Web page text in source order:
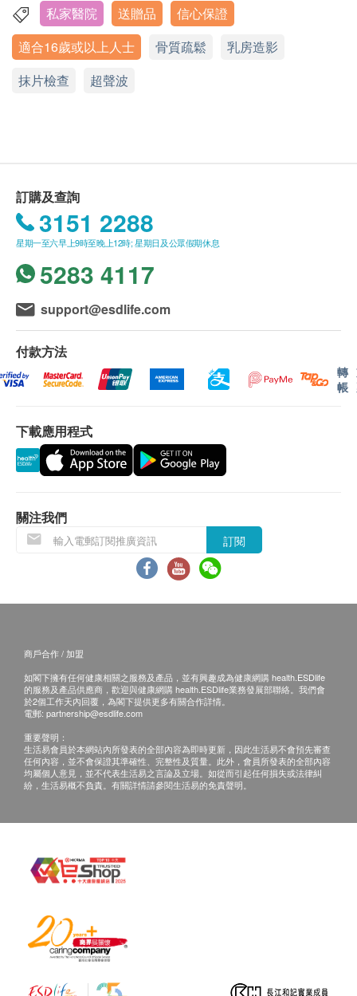
3 基本項目
基本健康評估
體重
血脂
總膽固醇
高密度膽固醇
低密度膽固醇
三酸甘油脂
糖尿
血葡萄糖 (空腹)
血紅素
血小板
紅血球壓積率
泌尿情況
小便膽紅素
小便酸鹼度
小便蛋白質
小便尿膽素
小便亞硝酸鹽
小便白血球
小便紅血球
小便管型
小便細菌
鱗狀上皮細胞
小便黏液
小便顏色
WBC白血球
鈣
評估骨骼及神經健康
HK$114.0
甲狀腺超聲波
助早期發現肝癌，可配合超聲波檢查更全面，指數高需進一步
檢查確認。
HK$480.0
反映抽血前三個月的平均血糖值,掌握較長時間的血糖控制情況
HK$389.0
肝功能組合
組合包括：總蛋白質、白蛋白、球蛋白、白蛋白及球蛋白比
率、谷草轉氨酶、谷丙轉氨酶、鹼性磷酸酶、丙種谷氨酰轉肽
酶、總膽紅素
上腹部超聲波
檢查上腹器官，發現肝腎胰脾潛在問題，無輻射安全。
HK$2,400.0
肝臟、膽囊、膽道超聲波
檢查肝臟、膽囊及膽管，診斷脂肪肝、膽結石、肝硬化或腫
瘤。
靜臥心電圖
或心肌缺氧等
維他命D
檢測維他命D水平，水平過低導致骨骼健康問題、如骨質疏
鬆、骨軟化症或佝僂病。
HK$960.0
腎功能組合
酐、腎小球濾過率、尿素
水痘抗體
HK$
一般健康檢查計劃只適用於18歲或以上之人士 (疫苗
計劃除外)
有效期
本身體檢查計劃有效期為六個月，客人必須於六個月
天跟進檢查報告， 工作天不包括星期六、日及公眾假
期。輪候報告講解時間會因應不同情況(如個別化驗項
目所需時間或客人指明特定時段)而有所延長。
(1) 親身聽取報告：親身或授權親友前往本中心
(2) 電話講解報告：親身或授權親友自取報告
(3) 電話講解報告：以平郵方式郵寄報告 (客人需自行
承擔郵寄報告之風險。)
自取報告時間：
星期六︰上午9時至下午1時
B. 國內客戶或海外客人
(2) 電話講解報告：親身或授權親友自取報告
(3) 電話講解報告：如選擇以郵寄報告需要另行收費
(客人需自行承擔郵寄報告之風險。)
星期六︰上午9時至下午1時
備註
客人必須於預約當天出示身份證明文件及列印訂購
確認信以確認身份
訂購一經確認，不可更改已訂購之檢查項目或退
款。
如果客戶已完成電話或面解服務,若再要求講解,需
客戶若體檢後3個月內不提取報告，所有報告一律
作銷毀處理及不會存底，如客人如需額外索取報告
理，本院將按不同醫療記錄類型收取有關行政費
用。
如個別人士有特別醫療需求，仁安體檢中心會保留
按情況徵收額外費用的權利。
九龍尖沙咀中間道15號 H Zentre 9樓
顯示地圖
星期一至五︰上午9時至下午5時
私家醫院 送贈品
信心保證
適合16歲或以上人士
骨質疏鬆
乳房造影
抹片檢查
超聲波
訂購及查詢
3151 2288
星期一至六早上9時至晚上12時; 星期日及公眾假期休息
5283 4117
support@esdlife.com
付款方法
轉
帳
下載應用程式
關注我們
訂閱
商戶合作 / 加盟
如閣下擁有任何健康相關之服務及產品，並有興趣成為健康網購 health.ESDlife
的服務及產品供應商，歡迎與健康網購 health.ESDlife業務發展部聯絡。我們會
於2個工作天內回覆，為閣下提供更多有關合作詳情。
電郵: partnership@esdlife.com
重要聲明：
生活易會員於本網站內所發表的全部內容為即時更新，因此生活易不會預先審查
任何內容，並不會保證其準確性、完整性及質量。此外，會員所發表的全部內容
均屬個人意見，並不代表生活易之言論及立場。如從而引起任何損失或法律糾
紛，生活易概不負責。有關詳情請參閱生活易的免責聲明。